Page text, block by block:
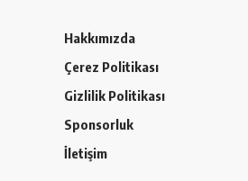
Hakkımızda
Çerez Politikası
Gizlilik Politikası
Sponsorluk
İletişim